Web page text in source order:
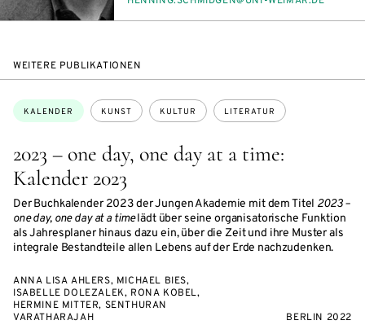
WEITERE PUBLIKATIONEN
2023 – one day, one day at a time:
Kalender 2023
Der Buchkalender 2023 der Jungen Akademie mit dem Titel 2023 –
one day, one day at a timelädt über seine organisatorische Funktion
als Jahresplaner hinaus dazu ein, über die Zeit und ihre Muster als
integrale Bestandteile allen Lebens auf der Erde nachzudenken.
Themen:
KALENDER KUNST KULTUR LITERATUR
ANNA LISA AHLERS, MICHAEL BIES,
ISABELLE DOLEZALEK, RONA KOBEL,
HERMINE MITTER, SENTHURAN
VARATHARAJAH
BERLIN 2022